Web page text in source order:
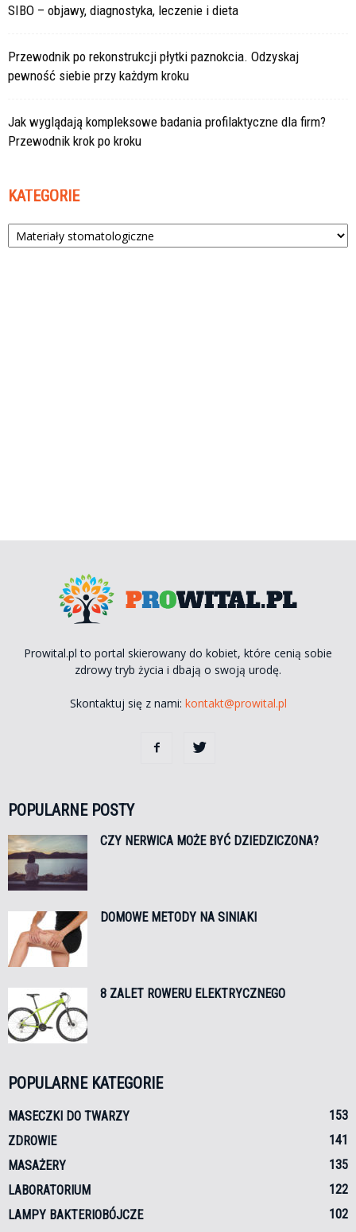
SIBO – objawy, diagnostyka, leczenie i dieta
Przewodnik po rekonstrukcji płytki paznokcia. Odzyskaj
pewność siebie przy każdym kroku
Jak wyglądają kompleksowe badania profilaktyczne dla firm?
Przewodnik krok po kroku
KATEGORIE
Kategorie
Prowital.pl to portal skierowany do kobiet, które cenią sobie
zdrowy tryb życia i dbają o swoją urodę.
Skontaktuj się z nami: kontakt@prowital.pl
POPULARNE POSTY
CZY NERWICA MOŻE BYĆ DZIEDZICZONA?
DOMOWE METODY NA SINIAKI
8 ZALET ROWERU ELEKTRYCZNEGO
POPULARNE KATEGORIE
MASECZKI DO TWARZY
153
ZDROWIE
141
MASAŻERY
135
LABORATORIUM
122
LAMPY BAKTERIOBÓJCZE
102